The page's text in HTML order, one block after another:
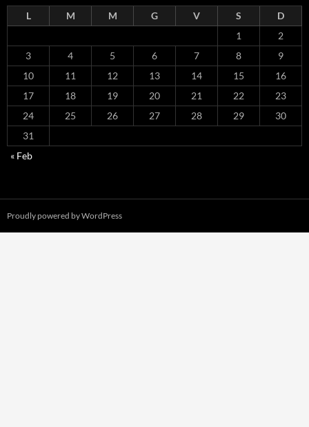
L M M G V S
D
1
2
3
4 5 6 7 8
9
10
11 12 13 14 15
16
17
18 19 20 21 22
23
24
25 26 27 28 29
30
31
« Feb
Proudly powered by WordPress